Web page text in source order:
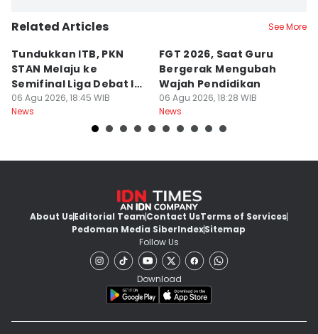
Related Articles See More
Tundukkan ITB, PKN
STAN Melaju ke
Semifinal Liga Debat IDN
Times 2026
06 Agu 2026, 18:45 WIB
News
FGT 2026, Saat Guru
Bergerak Mengubah
Wajah Pendidikan
06 Agu 2026, 18:28 WIB
News
About UsEditorial TeamContact UsTerms of Services
Pedoman Media SiberIndexSitemap
Follow Us
Download